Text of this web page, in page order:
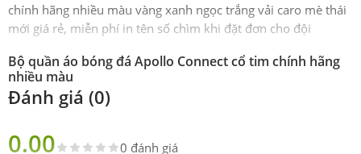
chính hãng nhiều màu vàng xanh ngọc trắng vải caro mè thái
mới giá rẻ, miễn phí in tên số chìm khi đặt đơn cho đội
Bộ quần áo bóng đá Apollo Connect cổ tim chính hãng
nhiều màu
Phiên
Authentic (chính hãng)
Đánh giá (0)
0.00 0 đánh giá